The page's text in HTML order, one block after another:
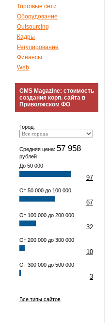
Торговые сети
Оборудование
Outsourcing
Кадры
Регулирование
Финансы
Web
CMS Magazine: стоимость
создания корп. сайта в
Приволжском ФО
Город:
Средняя цена: 57 958
рублей
До 50 000
97
От 50 000 до 100 000
67
От 100 000 до 200 000
32
От 200 000 до 300 000
10
От 300 000 до 500 000
3
Все типы сайтов